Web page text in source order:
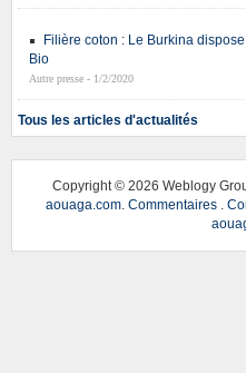
Filière coton : Le Burkina
Bio
Autre presse - 1/2/2020
Tous les articles d'actualités
Copyright © 2026 Weblogy
aouaga.com. Commentaires.